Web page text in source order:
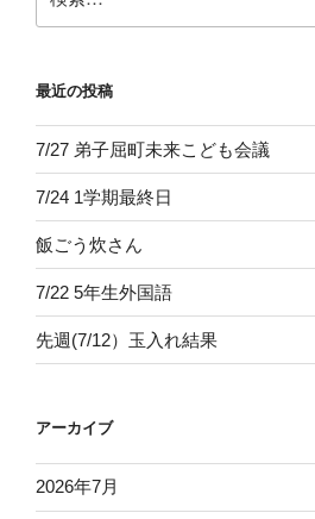
索:
最近の投稿
7/27 弟子屈町未来こども会議
7/24 1学期最終日
飯ごう炊さん
7/22 5年生外国語
先週(7/12）玉入れ結果
アーカイブ
2026年7月